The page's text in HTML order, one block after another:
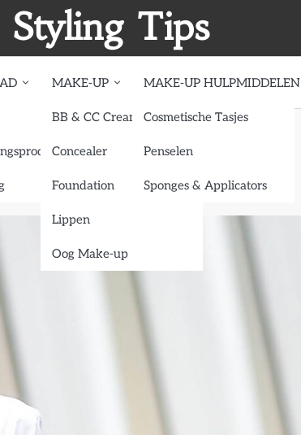
Styling Tips
MAKE-UP
BB & CC Creams
Concealer
Foundation
Lippen
Oog Make-up
MAKE-UP HULPMIDDELEN
Cosmetische Tasjes
Penselen
Sponges & Applicators
om een overhemd te dragen
een overhemd te dragen